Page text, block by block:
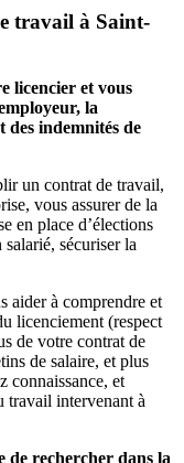
travail à Saint-
licencier et vous
la
indemnités de
un contrat de travail,
vous assurer de la
en place d’élections
sécuriser la
aider à comprendre et
licenciement (respect
de votre contrat de
de salaire, et plus
connaissance, et
travail intervenant à
de rechercher dans la